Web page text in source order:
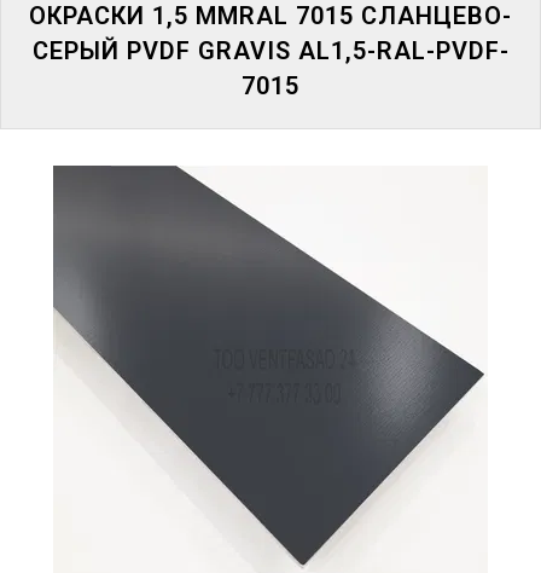
ОКРАСКИ 1,5 ММRAL 7015 СЛАНЦЕВО-
СЕРЫЙ PVDF GRAVIS AL1,5-RAL-PVDF-
7015